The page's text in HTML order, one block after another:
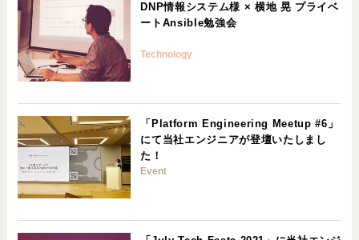
DNP情報システム様 × 横地 晃 プライベ
ートAnsible勉強会
Technology
「Platform Engineering Meetup #6」
にて当社エンジニアが登壇いたしまし
た！
Event